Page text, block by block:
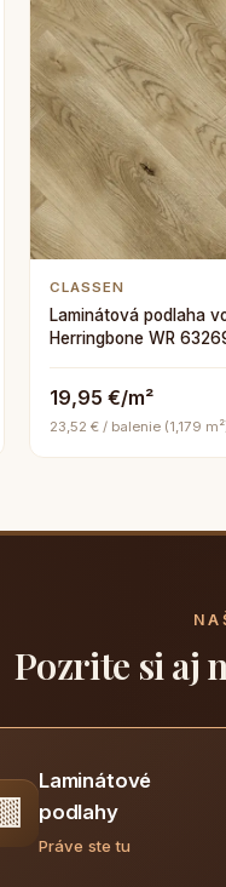
CLASSEN
Laminátová podlaha
Herringbone WR
19,95 €/m²
23,52 € / balenie (1,179
Pozrite si aj
Laminátové
podlahy
Práve ste tu